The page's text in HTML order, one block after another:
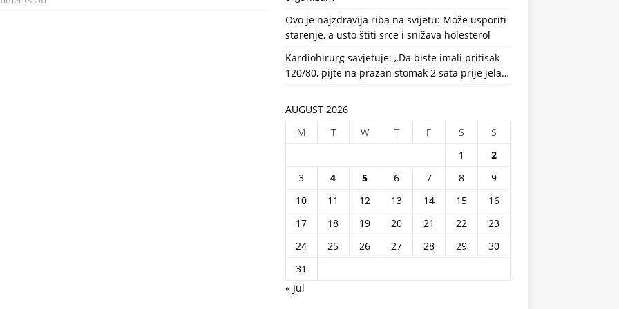
Ovo je najzdravija riba na svijetu: Može usporiti
starenje, a usto štiti srce i snižava holesterol
Kardiohirurg savjetuje: „Da biste imali pritisak
120/80, pijte na prazan stomak 2 sata prije jela…
AUGUST 2026
M
T W T F S
S
1
2
3
4 5 6 7 8
9
10
11 12 13 14 15
16
17
18 19 20 21 22
23
24
25 26 27 28 29
30
31
« Jul